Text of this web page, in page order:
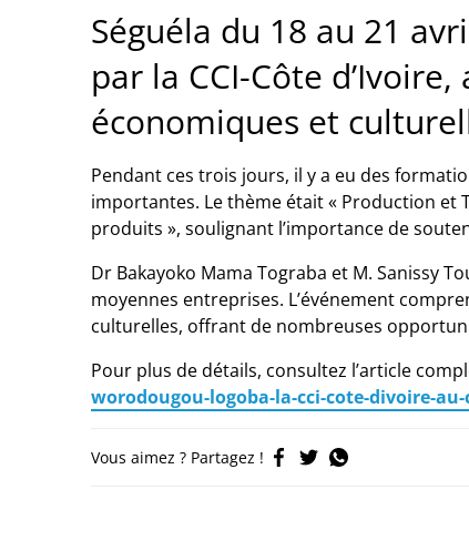
Séguéla du 18 au 21
par la CCI-Côte
économiques et
Pendant ces trois jours, il y a eu des
importantes. Le thème était « Production et
produits », soulignant l’importance de
Dr Bakayoko Mama Tograba et M. Sanissy
moyennes entreprises. L’événement
culturelles, offrant de nombreuses
Pour plus de détails, consultez l’article
worodougou-logoba-la-cci-cote-divoire-
Vous aimez ? Partagez !